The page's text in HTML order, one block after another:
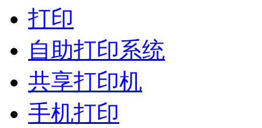
打印
自助打印系统
共享打印机
手机打印